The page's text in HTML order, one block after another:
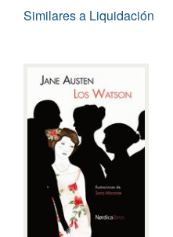
Similares a Liquidación